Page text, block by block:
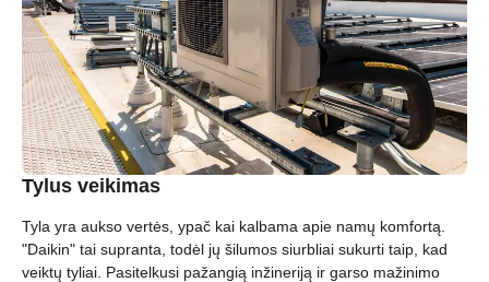
Tylus veikimas
Tyla yra aukso vertės, ypač kai kalbama apie namų komfortą.
"Daikin" tai supranta, todėl jų šilumos siurbliai sukurti taip, kad
veiktų tyliai. Pasitelkusi pažangią inžineriją ir garso mažinimo